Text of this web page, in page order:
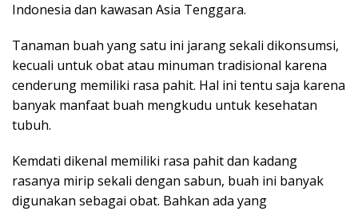
Indonesia dan kawasan Asia Tenggara.
Tanaman buah yang satu ini jarang sekali dikonsumsi,
kecuali untuk obat atau minuman tradisional karena
cenderung memiliki rasa pahit. Hal ini tentu saja karena
banyak manfaat buah mengkudu untuk kesehatan
tubuh.
Kemdati dikenal memiliki rasa pahit dan kadang
rasanya mirip sekali dengan sabun, buah ini banyak
digunakan sebagai obat. Bahkan ada yang